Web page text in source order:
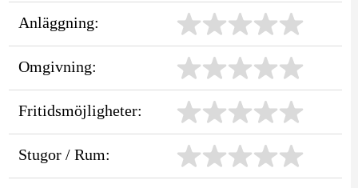
Anläggning:
Omgivning:
Fritidsmöjligheter:
Stugor / Rum: